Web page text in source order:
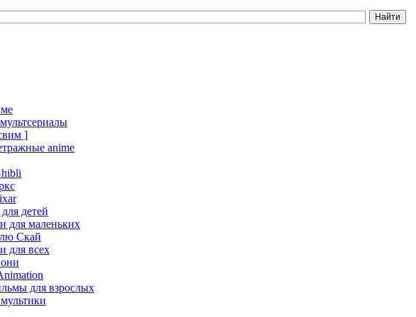
]
anime
детей
для маленьких
Скай
для всех
для взрослых